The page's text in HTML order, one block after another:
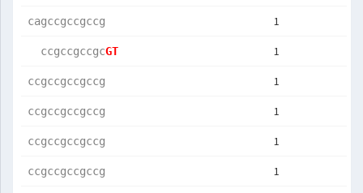
cagccgccgccg 1
  ccgccgccgc
GT 1
ccgccgccgccg 1
ccgccgccgccg 1
ccgccgccgccg 1
ccgccgccgccg 1